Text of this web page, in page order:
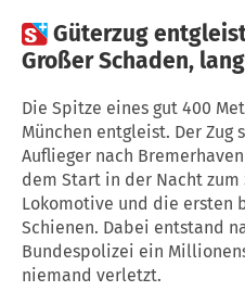
Güterzug
Großer Schaden,
Die Spitze eines gut 400
München entgleist. Der Zug
Auflieger nach
dem Start in der Nacht zum
Lokomotive und die ersten
Schienen. Dabei entstand
Bundespolizei ein
niemand verletzt.